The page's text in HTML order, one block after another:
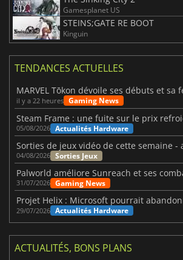
Gamesplanet US
STEINS;GATE RE BOOT
Kinguin
TENDANCES ACTUELLES
il y a 22 heures Gaming News
05/08/2026 Actualités Hardware
04/08/2026 Sorties Jeux
Palworld améliore Sunreach et ses
31/07/2026 Gaming News
Projet Helix : Microsoft pourrait
29/07/2026 Actualités Hardware
ACTUALITÉS, BONS PLANS